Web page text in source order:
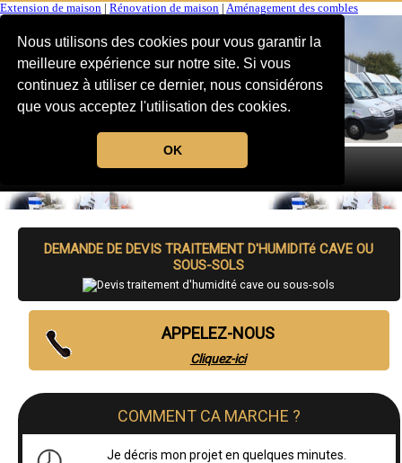
Nous utilisons des cookies pour vous garantir la
meilleure expérience sur notre site. Si vous
continuez à utiliser ce dernier, nous considérons
que vous acceptez l'utilisation des cookies.
OK
Extension de maison Rénovation de maison Aménagement des combles
MENU
DEMANDE DE DEVIS TRAITEMENT D'HUMIDITé CAVE OU
SOUS-SOLS
APPELEZ-NOUS
Cliquez-ici
COMMENT CA MARCHE ?
Je décris mon projet en quelques minutes.